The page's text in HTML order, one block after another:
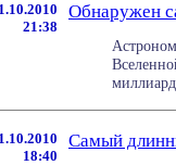
21:38
Обнаружен
18:40
Самый